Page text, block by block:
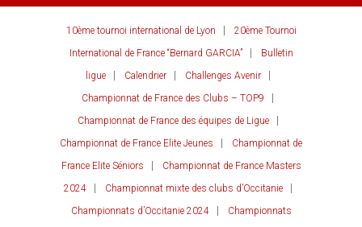
10ème tournoi international de Lyon
20ème Tournoi
International de France “Bernard GARCIA”
Bulletin
ligue
Calendrier
Challenges Avenir
Championnat de France des Clubs – TOP9
Championnat de France des équipes de Ligue
Championnat de France Elite Jeunes
Championnat de
France Elite Séniors
Championnat de France Masters
2024
Championnat mixte des clubs d’Occitanie
Championnats d’Occitanie 2024
Championnats